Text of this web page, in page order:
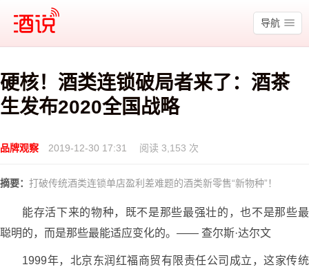
酒说
导航
硬核！酒类连锁破局者来了：酒茶
生发布2020全国战略
品牌观察 2019-12-30 17:31 阅读 3,153 次
摘要： 打破传统酒类连锁单店盈利差难题的酒类新零售“新物种”！
能存活下来的物种，既不是那些最强壮的，也不是那些最
聪明的，而是那些最能适应变化的。—— 查尔斯·达尔文
1999年，北京东润红福商贸有限责任公司成立，这家传统